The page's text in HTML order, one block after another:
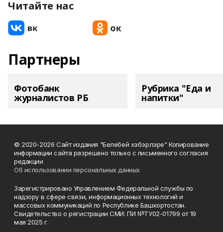
Читайте нас
Партнеры
Фотобанк
журналистов РБ
Рубрика "Еда и
напитки"
© 2020-2026 Сайт издания "Белебей хэбэрлэре" Копирование
информации сайта разрешено только с письменного согласия
редакции
Об использовании персональных данных
Зарегистрировано Управлением Федеральной службы по
надзору в сфере связи, информационных технологий и
массовых коммуникаций по Республике Башкортостан.
Свидетельство о регистрации СМИ: ПИ №ТУ02-01799 от 19
мая 2025 г.